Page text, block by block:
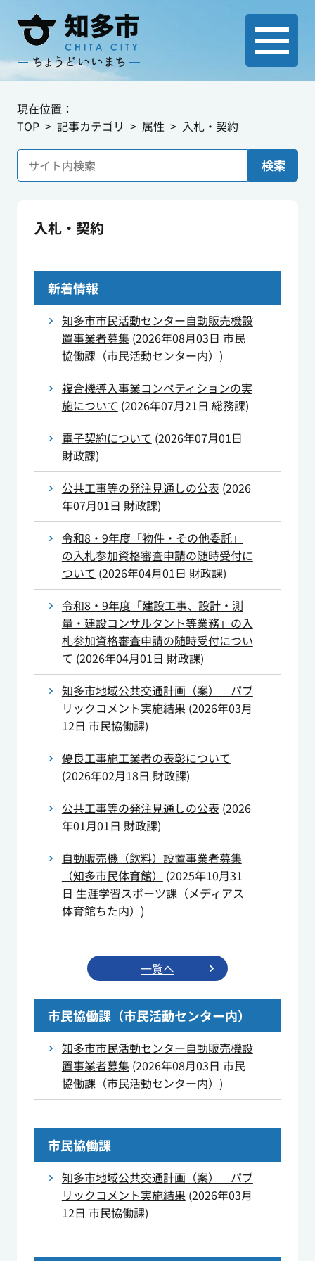
現在位置：
TOP
記事カテゴリ 属性 入札・契約
検索
入札・契約
新着情報
知多市市民活動センター自動販売機設
置事業者募集(2026年08月03日 市民
協働課（市民活動センター内） )
複合機導入事業コンペティションの実
施について (2026年07月21日 総務課)
電子契約について (2026年07月01日
財政課)
公共工事等の発注見通しの公表 (2026
年07月01日 財政課)
令和8・9年度「物件・その他委託」
の入札参加資格審査申請の随時受付に
ついて (2026年04月01日 財政課)
令和8・9年度「建設工事、設計・測
量・建設コンサルタント等業務」の入
札参加資格審査申請の随時受付につい
て (2026年04月01日 財政課)
知多市地域公共交通計画（案） パブ
リックコメント実施結果(2026年03月
12日 市民協働課)
優良工事施工業者の表彰について
(2026年02月18日 財政課)
公共工事等の発注見通しの公表 (2026
年01月01日 財政課)
自動販売機（飲料）設置事業者募集
（知多市民体育館）
(2025年10月31
日 生涯学習スポーツ課（メディアス
体育館ちた内） )
一覧へ
市民協働課（市民活動センター内）
知多市市民活動センター自動販売機設
置事業者募集(2026年08月03日 市民
協働課（市民活動センター内） )
市民協働課
知多市地域公共交通計画（案） パブ
リックコメント実施結果(2026年03月
12日 市民協働課)